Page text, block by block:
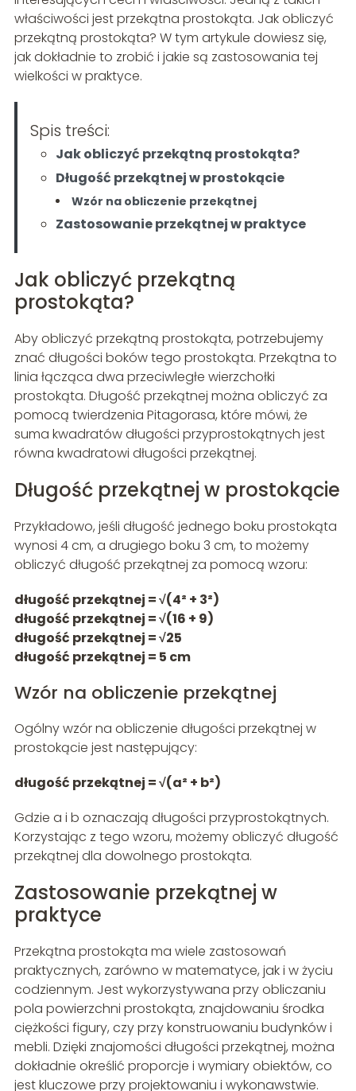
właściwości jest przekątna prostokąta. Jak obliczyć
przekątną prostokąta? W tym artykule dowiesz się,
jak dokładnie to zrobić i jakie są zastosowania tej
wielkości w praktyce.
Spis treści:
Jak obliczyć przekątną prostokąta?
Długość przekątnej w prostokącie
Wzór na obliczenie przekątnej
Zastosowanie przekątnej w praktyce
Jak obliczyć przekątną
prostokąta?
Aby obliczyć przekątną prostokąta, potrzebujemy
znać długości boków tego prostokąta. Przekątna to
linia łącząca dwa przeciwległe wierzchołki
prostokąta. Długość przekątnej można obliczyć za
pomocą twierdzenia Pitagorasa, które mówi, że
suma kwadratów długości przyprostokątnych jest
równa kwadratowi długości przekątnej.
Długość przekątnej w prostokącie
Przykładowo, jeśli długość jednego boku prostokąta
wynosi 4 cm, a drugiego boku 3 cm, to możemy
obliczyć długość przekątnej za pomocą wzoru:
długość przekątnej = √(4² + 3²)
długość przekątnej = √(16 + 9)
długość przekątnej = √25
długość przekątnej = 5 cm
Wzór na obliczenie przekątnej
Ogólny wzór na obliczenie długości przekątnej w
prostokącie jest następujący:
długość przekątnej = √(a² + b²)
Gdzie a i b oznaczają długości przyprostokątnych.
Korzystając z tego wzoru, możemy obliczyć długość
przekątnej dla dowolnego prostokąta.
Zastosowanie przekątnej w
praktyce
Przekątna prostokąta ma wiele zastosowań
praktycznych, zarówno w matematyce, jak i w życiu
codziennym. Jest wykorzystywana przy obliczaniu
pola powierzchni prostokąta, znajdowaniu środka
ciężkości figury, czy przy konstruowaniu budynków i
mebli. Dzięki znajomości długości przekątnej, można
dokładnie określić proporcje i wymiary obiektów, co
jest kluczowe przy projektowaniu i wykonawstwie.